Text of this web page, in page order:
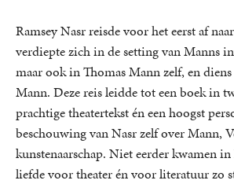
Ramsey Nasr reisde voor het eerst af
verdiepte zich in de setting van Manns
maar ook in Thomas Mann zelf, en
Mann. Deze reis leidde tot een boek in
prachtige theatertekst én een hoogst
beschouwing van Nasr zelf over Mann,
kunstenaarschap. Niet eerder kwamen
liefde voor theater én voor literatuur zo